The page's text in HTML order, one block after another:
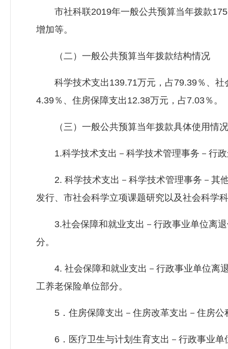
市社科联2019年一般公共预算当年拨款
增加等。
（二）一般公共预算当年拨款结构情况
科学技术支出139.71万元，占79.39％、社
4.39％、住房保障支出12.38万元，占7.03％。
（三）一般公共预算当年拨款具体使用情况
1.科学技术支出－科学技术管理事务－行政
2. 科学技术支出－科学技术管理事务－其他
发行、市社会科学立项课题研究以及社会科学
3.社会保障和就业支出－行政事业单位离退
分。
4. 社会保障和就业支出－行政事业单位离退
工养老保险单位部分。
5．住房保障支出－住房改革支出－住房公
6．医疗卫生与计划生育支出－行政事业单